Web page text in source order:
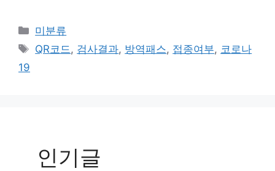
Categories
미분류
Tags
QR코드, 검사결과, 방역패스, 접종여부, 코로나
19
인기글